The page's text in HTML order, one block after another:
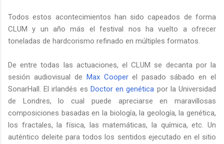
Todos estos acontecimientos han sido capeados de forma
CLUM y un año más el festival nos ha vuelto a ofrecer
toneladas de hardcorismo refinado en múltiples formatos.
De entre todas las actuaciones, el CLUM se decanta por la
sesión audiovisual de Max Cooperel pasado sábado en el
SonarHall. El irlandés es Doctor en genética por la Universidad
de Londres, lo cual puede apreciarse en maravillosas
composiciones basadas en la biología, la geología, la genética,
los fractales, la física, las matemáticas, la química, etc. Un
auténtico deleite para todos los sentidos ejecutado en el sitio